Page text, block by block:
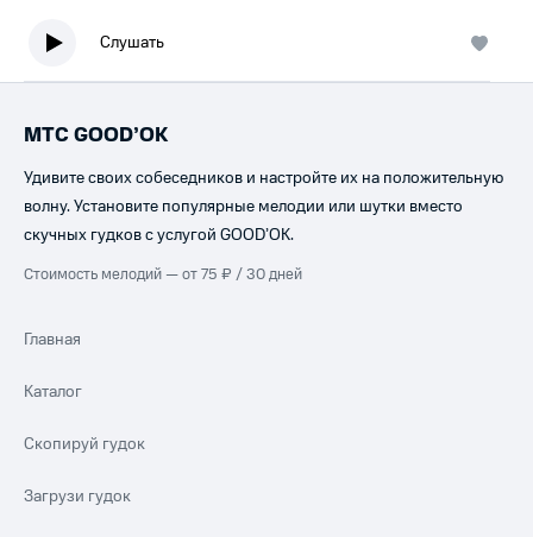
Слушать
МТС GOOD’OK
Удивите своих собеседников и настройте их на положительную
волну. Установите популярные мелодии или шутки вместо
скучных гудков с услугой GOOD’OK.
Стоимость мелодий — от 75 ₽ / 30 дней
Главная
Каталог
Скопируй гудок
Загрузи гудок